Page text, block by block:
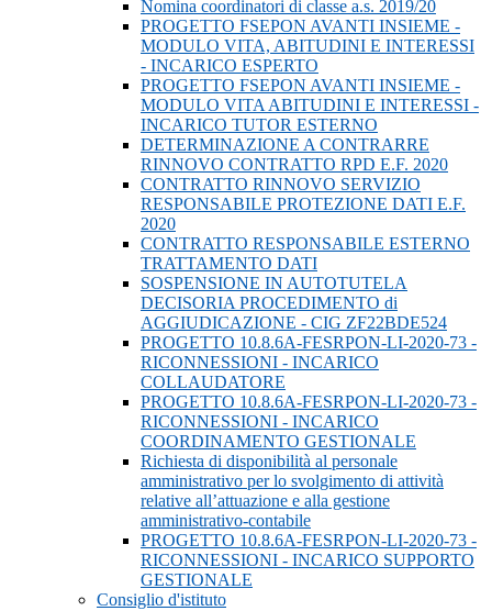
Nomina coordinatori di classe a.s. 2019/20
PROGETTO FSEPON AVANTI INSIEME -
MODULO VITA, ABITUDINI E INTERESSI
- INCARICO ESPERTO
PROGETTO FSEPON AVANTI INSIEME -
MODULO VITA ABITUDINI E INTERESSI -
INCARICO TUTOR ESTERNO
DETERMINAZIONE A CONTRARRE
RINNOVO CONTRATTO RPD E.F. 2020
CONTRATTO RINNOVO SERVIZIO
RESPONSABILE PROTEZIONE DATI E.F.
2020
CONTRATTO RESPONSABILE ESTERNO
TRATTAMENTO DATI
SOSPENSIONE IN AUTOTUTELA
DECISORIA PROCEDIMENTO di
AGGIUDICAZIONE - CIG ZF22BDE524
PROGETTO 10.8.6A-FESRPON-LI-2020-73 -
RICONNESSIONI - INCARICO
COLLAUDATORE
PROGETTO 10.8.6A-FESRPON-LI-2020-73 -
RICONNESSIONI - INCARICO
COORDINAMENTO GESTIONALE
Richiesta di disponibilità al personale
amministrativo per lo svolgimento di attività
relative all’attuazione e alla gestione
amministrativo-contabile
PROGETTO 10.8.6A-FESRPON-LI-2020-73 -
RICONNESSIONI - INCARICO SUPPORTO
GESTIONALE
Consiglio d'istituto